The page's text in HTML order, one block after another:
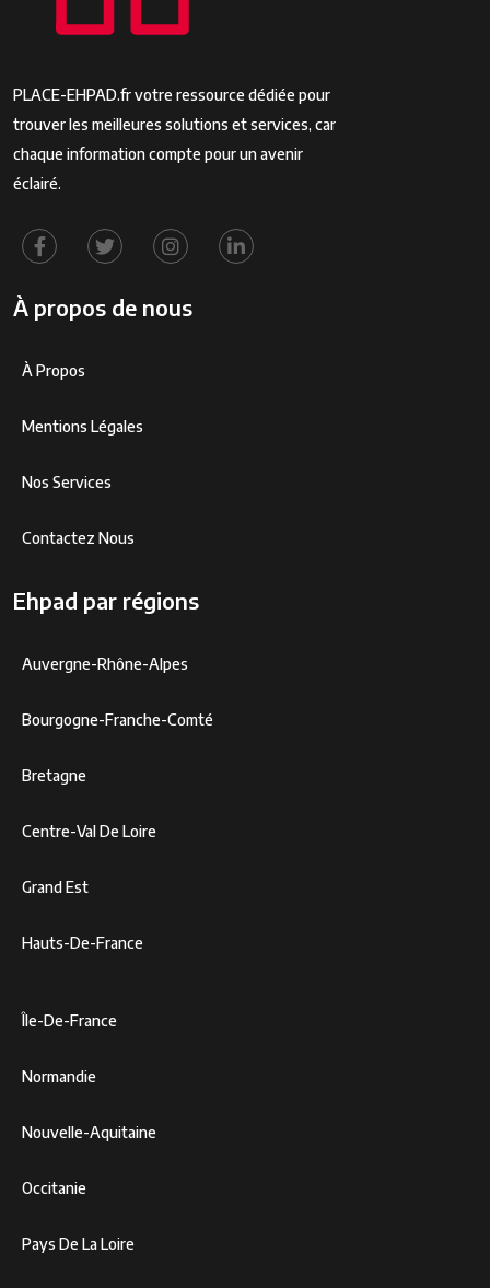
PLACE-EHPAD.fr votre ressource dédiée pour
trouver les meilleures solutions et services, car
chaque information compte pour un avenir
éclairé.
À propos de nous
À Propos
Mentions Légales
Nos Services
Contactez Nous
Ehpad par régions
Auvergne-Rhône-Alpes
Bourgogne-Franche-Comté
Bretagne
Centre-Val De Loire
Grand Est
Hauts-De-France
Île-De-France
Normandie
Nouvelle-Aquitaine
Occitanie
Pays De La Loire